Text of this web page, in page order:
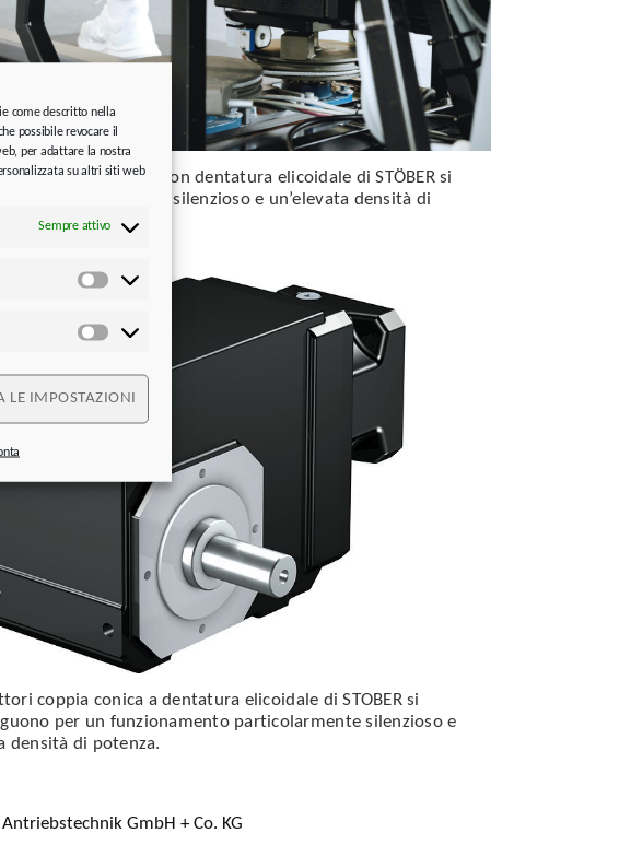
come descritto nella
possibile revocare il
per adattare la nostra
su altri siti web
Sempre attivo
Statistiche
Marketing
LE IMPOSTAZIONI
a coppia conica con dentatura elicoidale di STÖBER si
un funzionamento silenzioso e un’elevata densità di
coppia conica a dentatura elicoidale di STOBER si
per un funzionamento particolarmente silenzioso e
densità di potenza.
Antriebstechnik GmbH + Co. KG